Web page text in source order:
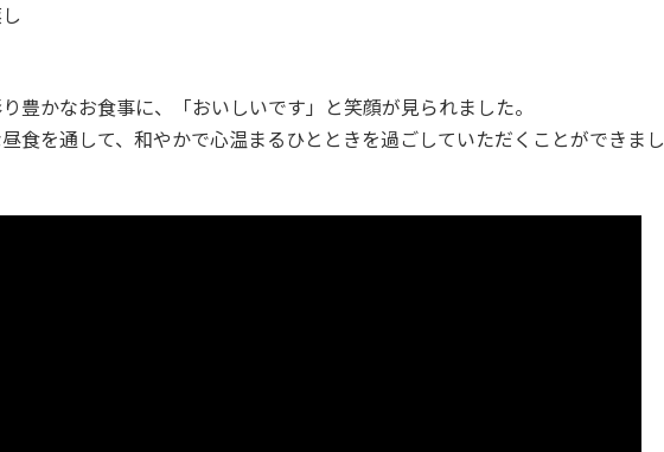
豊かなお食事に、「おいしいです」と笑顔が見られました。
食を通して、和やかで心温まるひとときを過ごしていただくことができまし